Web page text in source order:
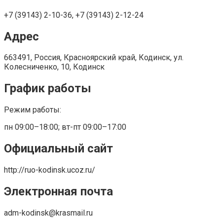
+7 (39143) 2-10-36, +7 (39143) 2-12-24
Адрес
663491, Россия, Красноярский край, Кодинск, ул.
Колесниченко, 10, Кодинск
График работы
Режим работы:
пн 09:00–18:00; вт-пт 09:00–17:00
Официальный сайт
http://ruo-kodinsk.ucoz.ru/
Электронная почта
adm-kodinsk@krasmail.ru